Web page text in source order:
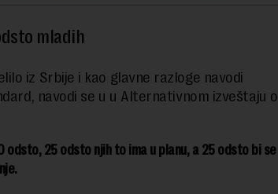
mladih
iz Srbije i kao glavne razloge navodi
navodi se u u Alternativnom izveštaju o
odsto, 25 odsto njih to ima u planu, a 25 odsto bi se